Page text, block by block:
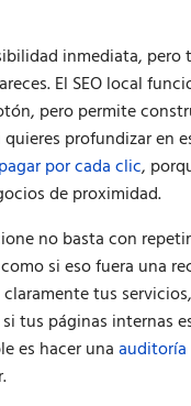
inmediata,
El SEO local
pero permite
profundizar en
por cada clic,
de proximidad.
no basta con
si eso fuera una
tus
tus páginas internas
es hacer unaauditoría